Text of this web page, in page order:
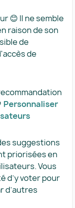
😊 Il ne semble
raison de son
de
de
Personnaliser
suggestions
priorisées en
Vous
d’y voter pour
d’autres